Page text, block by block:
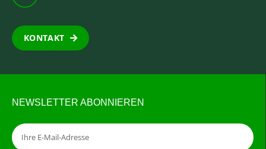
KONTAKT
NEWSLETTER ABONNIEREN